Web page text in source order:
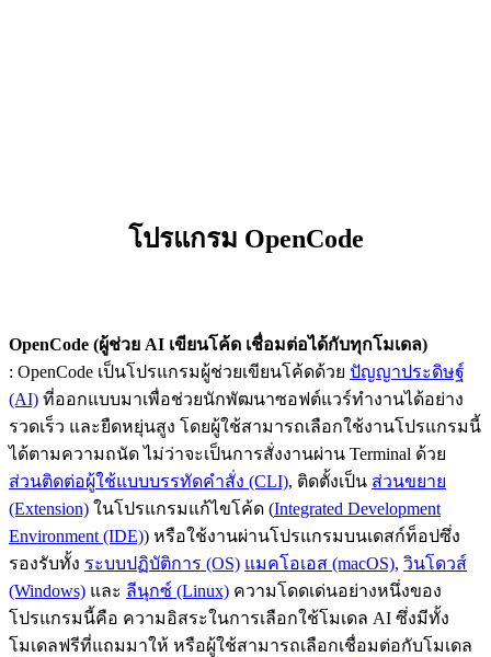
โปรแกรม OpenCode
OpenCode (ผู้ช่วย AI เขียนโค้ด เชื่อมต่อได้กับทุกโมเดล)
: OpenCode เป็นโปรแกรมผู้ช่วยเขียนโค้ดด้วย ปัญญาประดิษฐ์
(AI) ที่ออกแบบมาเพื่อช่วยนักพัฒนาซอฟต์แวร์ทำงานได้อย่าง
รวดเร็ว และยืดหยุ่นสูง โดยผู้ใช้สามารถเลือกใช้งานโปรแกรมนี้
ได้ตามความถนัด ไม่ว่าจะเป็นการสั่งงานผ่าน Terminal ด้วย
ส่วนติดต่อผู้ใช้แบบบรรทัดคำสั่ง (CLI), ติดตั้งเป็น ส่วนขยาย
(Extension) ในโปรแกรมแก้ไขโค้ด (Integrated Development
Environment (IDE)) หรือใช้งานผ่านโปรแกรมบนเดสก์ท็อปซึ่ง
รองรับทั้ง ระบบปฏิบัติการ (OS) แมคโอเอส (macOS), วินโดวส์
(Windows) และ ลีนุกซ์ (Linux) ความโดดเด่นอย่างหนึ่งของ
โปรแกรมนี้คือ ความอิสระในการเลือกใช้โมเดล AI ซึ่งมีทั้ง
โมเดลฟรีที่แถมมาให้ หรือผู้ใช้สามารถเลือกเชื่อมต่อกับโมเดล